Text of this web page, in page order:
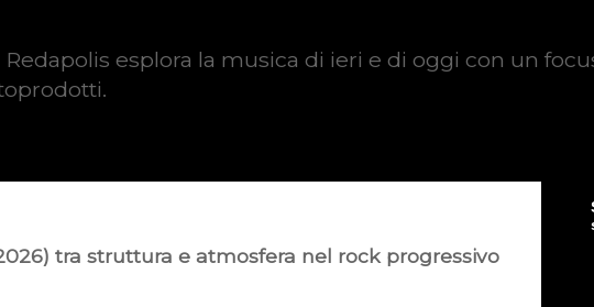
esplora la musica di ieri e di oggi con un
tra struttura e atmosfera nel rock progressivo